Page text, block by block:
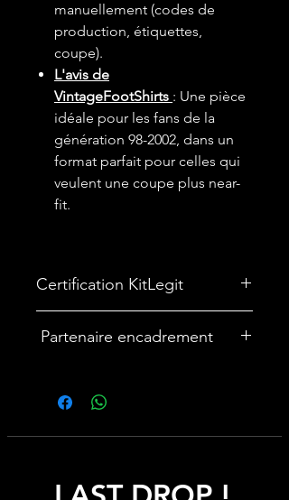
manuellement (codes de
production, étiquettes,
coupe).
L'avis de
VintageFootShirts : Une pièce
idéale pour les fans de la
génération 98-2002, dans un
format parfait pour celles qui
veulent une coupe plus near-
fit.
Certification KitLegit
Partenaire encadrement
🎨Vous souhaitez encadrer votre
maillot ? Nous avons un partenariat
My Goat propose des cadres pour